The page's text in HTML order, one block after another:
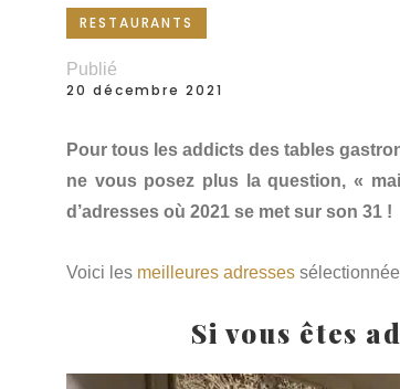
RESTAURANTS
Publié
20 décembre 2021
Pour tous les addicts des tables
ne vous posez plus la question, «
d’adresses où 2021 se met sur son 31 !
Voici les meilleures adresses
Si vous êtes